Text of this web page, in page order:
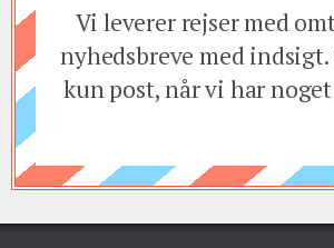
Vi leverer rejser med
nyhedsbreve med indsigt.
kun post, når vi har